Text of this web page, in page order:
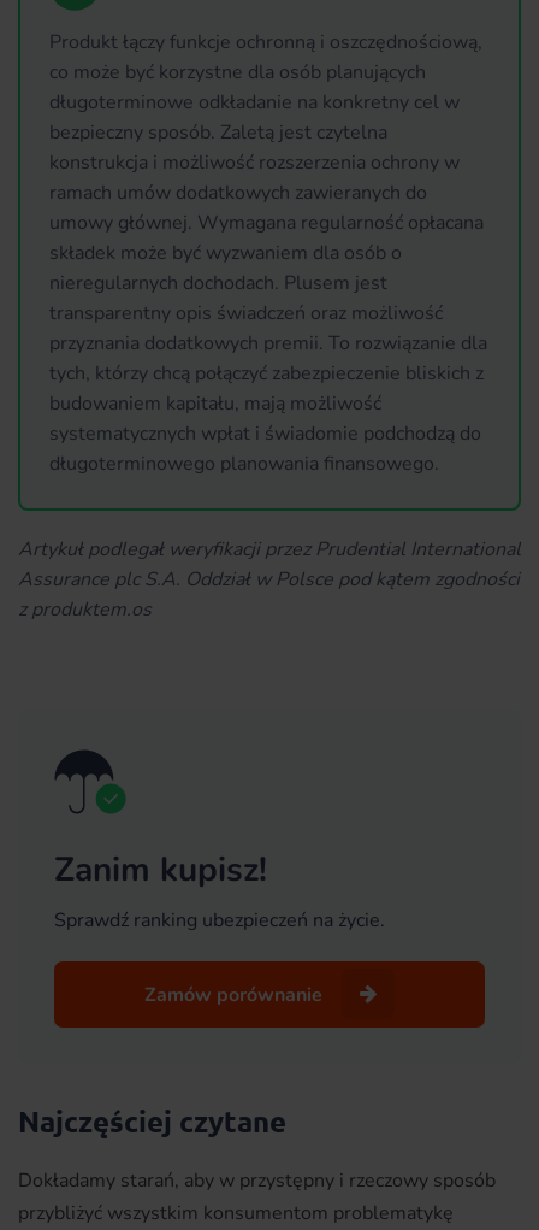
Produkt łączy funkcje ochronną i oszczędnościową,
co może być korzystne dla osób planujących
długoterminowe odkładanie na konkretny cel w
bezpieczny sposób. Zaletą jest czytelna
konstrukcja i możliwość rozszerzenia ochrony w
ramach umów dodatkowych zawieranych do
umowy głównej. Wymagana regularność opłacana
składek może być wyzwaniem dla osób o
nieregularnych dochodach. Plusem jest
transparentny opis świadczeń oraz możliwość
przyznania dodatkowych premii. To rozwiązanie dla
tych, którzy chcą połączyć zabezpieczenie bliskich z
budowaniem kapitału, mają możliwość
systematycznych wpłat i świadomie podchodzą do
długoterminowego planowania finansowego.
Artykuł podlegał weryfikacji przez Prudential International
Assurance plc S.A. Oddział w Polsce pod kątem zgodności
z produktem.os
Zanim kupisz!
Sprawdź ranking ubezpieczeń na życie.
Zamów porównanie
Najczęściej czytane
Dokładamy starań, aby w przystępny i rzeczowy sposób
przybliżyć wszystkim konsumentom problematykę